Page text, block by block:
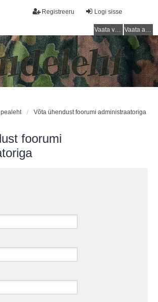
Logi sisse
Registreeru
Vaata vastamata teemasi Vaata aktiivseid teemasid
Võta ühendust foorumi administraatoriga
foorumi